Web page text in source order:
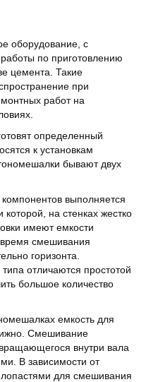
оборудование, с
по приготовлению
цемента. Такие
при
работ на
определенный
к установкам
бывают двух
выполняется
на стенках жестко
имеют емкости
смешивания
горизонта.
отличаются простотой
большое количество
емкость для
Смешивание
внутри вала
В зависимости от
для смешивания